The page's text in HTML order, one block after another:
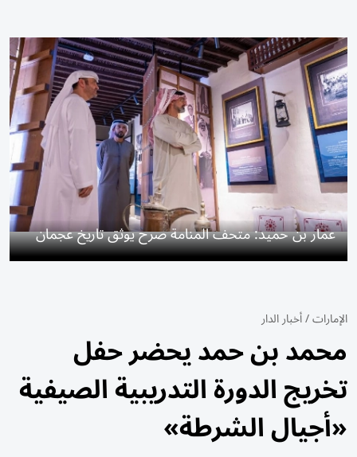
عمار بن حميد: متحف المنامة صرح يوثق تاريخ عجمان
الإمارات/أخبار الدار
محمد بن حمد يحضر حفل
تخريج الدورة التدريبية الصيفية
«أجيال الشرطة»